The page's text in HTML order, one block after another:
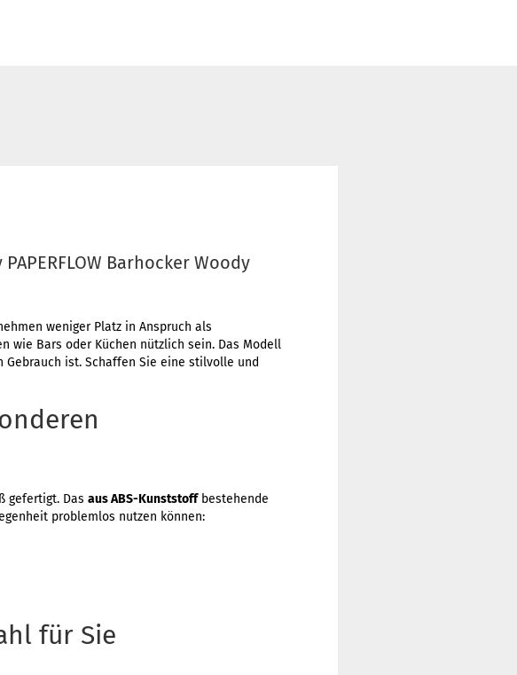
Barhocker Woody
weniger Platz in Anspruch als
wie Bars oder Küchen nützlich sein. Das Modell
ist. Schaffen Sie eine stilvolle und
gefertigt. Das aus ABS-Kunststoffbestehende
problemlos nutzen können:
für Sie